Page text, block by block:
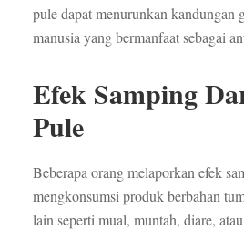
pule dapat menurunkan kandungan
manusia yang bermanfaat sebagai
Efek Samping
Pule
Beberapa orang melaporkan efek
mengkonsumsi produk berbahan
lain seperti mual, muntah, diare,